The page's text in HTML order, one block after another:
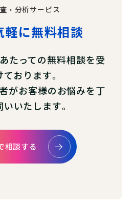
・分析サービス
軽に無料相談
たっての無料相談を受
おります。
がお客様のお悩みを丁
いたします。
相談する